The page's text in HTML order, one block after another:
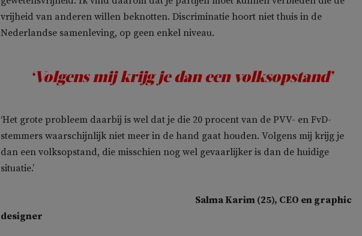
vrijheid van anderen willen beknotten. Discriminatie hoort niet thuis in de
Nederlandse samenleving, op geen enkel niveau.
‘Volgens mij krijg je dan een volksopstand’
‘Het grote probleem daarbij is wel dat je die 20 procent van de PVV- en FvD-
stemmers waarschijnlijk niet meer in de hand gaat houden. Volgens mij krijg je
dan een volksopstand, die misschien nog wel gevaarlijker is dan de huidige
situatie.’
Salma Karim (25), CEO en graphic
designer